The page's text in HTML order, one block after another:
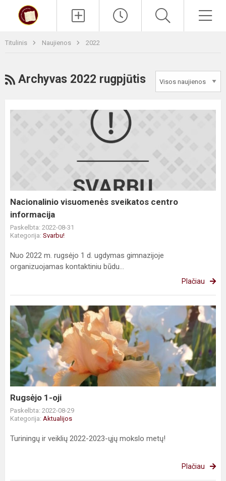
Titulinis Naujienos 2022
RSS
Archyvas 2022 rugpjūtis
Nacionalinio
Nacionalinio visuomenės sveikatos centro
informacija
Paskelbta: 2022-08-31
Kategorija: Svarbu!
Nuo 2022 m. rugsėjo 1 d. ugdymas gimnazijoje
organizuojamas kontaktiniu būdu...
Plačiau
Rugsėjo
1-
oji
Rugsėjo 1-oji
Paskelbta: 2022-08-29
Kategorija: Aktualijos
Turiningų ir veiklių 2022-2023-ųjų mokslo metų!
Plačiau